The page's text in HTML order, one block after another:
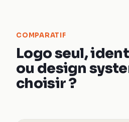
COMPARATIF
Logo seul,
ou design
choisir ?